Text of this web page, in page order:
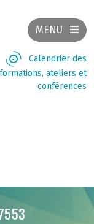
MENU
Calendrier des
formations, ateliers et
conférences